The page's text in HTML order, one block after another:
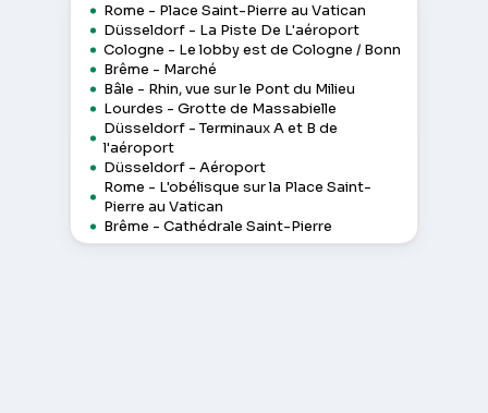
Rome - Place Saint-Pierre au Vatican
Düsseldorf - La Piste De L'aéroport
Cologne - Le lobby est de Cologne / Bonn
Brême - Marché
Bâle - Rhin, vue sur le Pont du Milieu
Lourdes - Grotte de Massabielle
Düsseldorf - Terminaux A et B de
l'aéroport
Düsseldorf - Aéroport
Rome - L'obélisque sur la Place Saint-
Pierre au Vatican
Brême - Cathédrale Saint-Pierre